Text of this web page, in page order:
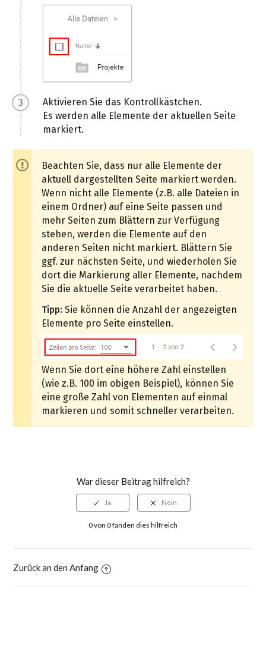
Aktivieren Sie das Kontrollkästchen.
Es werden alle Elemente der aktuellen Seite
markiert.
Beachten Sie, dass nur alle Elemente der
aktuell dargestellten Seite markiert werden.
Wenn nicht alle Elemente (z.B. alle Dateien in
einem Ordner) auf eine Seite passen und
mehr Seiten zum Blättern zur Verfügung
stehen, werden die Elemente auf den
anderen Seiten nicht markiert. Blättern Sie
ggf. zur nächsten Seite, und wiederholen Sie
dort die Markierung aller Elemente, nachdem
Sie die aktuelle Seite verarbeitet haben.
Tipp: Sie können die Anzahl der angezeigten
Elemente pro Seite einstellen.
Wenn Sie dort eine höhere Zahl einstellen
(wie z.B. 100 im obigen Beispiel), können Sie
eine große Zahl von Elementen auf einmal
markieren und somit schneller verarbeiten.
War dieser Beitrag hilfreich?
0 von 0 fanden dies hilfreich
Zurück an den Anfang